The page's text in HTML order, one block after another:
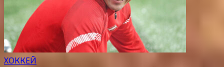
ХОККЕЙ